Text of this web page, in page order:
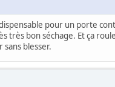
pour un porte
très bon séchage. Et ça
blesser.